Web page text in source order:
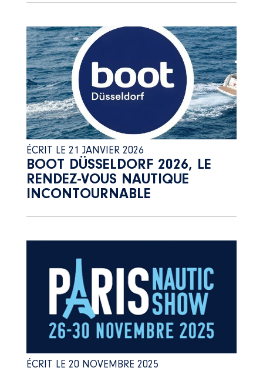
ÉCRIT LE 21 JANVIER 2026
BOOT DÜSSELDORF 2026, LE
RENDEZ-VOUS NAUTIQUE
INCONTOURNABLE
ÉCRIT LE 20 NOVEMBRE 2025